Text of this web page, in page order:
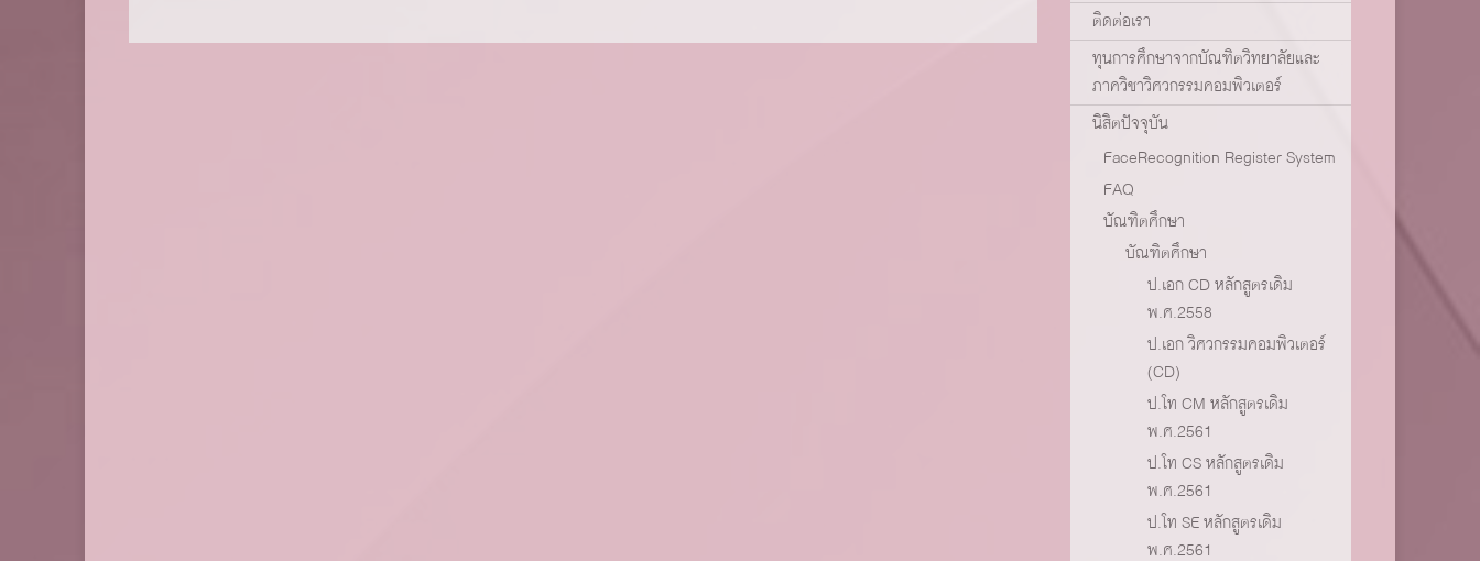
ติดต่อเรา
ทุนการศึกษาจากบัณฑิตวิทยาลัยและ
ภาควิชาวิศวกรรมคอมพิวเตอร์
นิสิตปัจจุบัน
FaceRecognition Register System
FAQ
บัณฑิตศึกษา
บัณฑิตศึกษา
ป.เอก CD หลักสูตรเดิม
พ.ศ.2558
ป.เอก วิศวกรรมคอมพิวเตอร์
(CD)
ป.โท CM หลักสูตรเดิม
พ.ศ.2561
ป.โท CS หลักสูตรเดิม
พ.ศ.2561
ป.โท SE หลักสูตรเดิม
พ.ศ.2561